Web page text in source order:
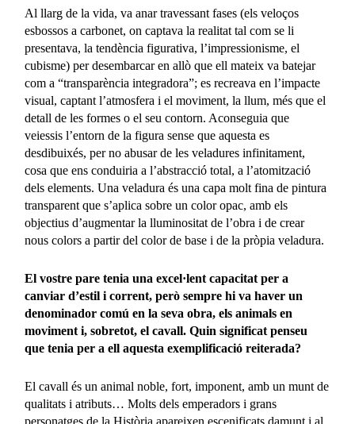
Al llarg de la vida, va anar travessant fases (els veloços
esbossos a carbonet, on captava la realitat tal com se li
presentava, la tendència figurativa, l’impressionisme, el
cubisme) per desembarcar en allò que ell mateix va batejar
com a “transparència integradora”; es recreava en l’impacte
visual, captant l’atmosfera i el moviment, la llum, més que el
detall de les formes o el seu contorn. Aconseguia que
veiessis l’entorn de la figura sense que aquesta es
desdibuixés, per no abusar de les veladures infinitament,
cosa que ens conduiria a l’abstracció total, a l’atomització
dels elements. Una veladura és una capa molt fina de pintura
transparent que s’aplica sobre un color opac, amb els
objectius d’augmentar la lluminositat de l’obra i de crear
nous colors a partir del color de base i de la pròpia veladura.
El vostre pare tenia una excel·lent capacitat per a
canviar d’estil i corrent, però sempre hi va haver un
denominador comú en la seva obra, els animals en
moviment i, sobretot, el cavall. Quin significat penseu
que tenia per a ell aquesta exemplificació reiterada?
El cavall és un animal noble, fort, imponent, amb un munt de
qualitats i atributs… Molts dels emperadors i grans